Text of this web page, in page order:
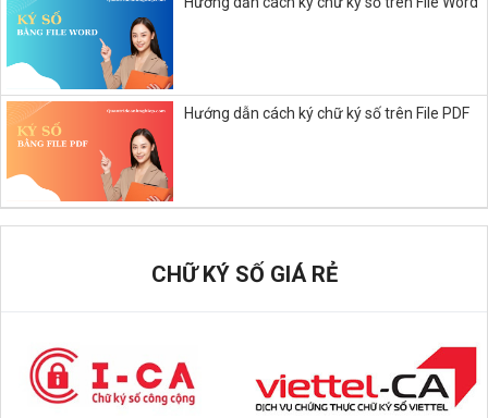
Hướng dẫn cách ký chữ ký số trên File PDF
CHỮ KÝ SỐ GIÁ RẺ